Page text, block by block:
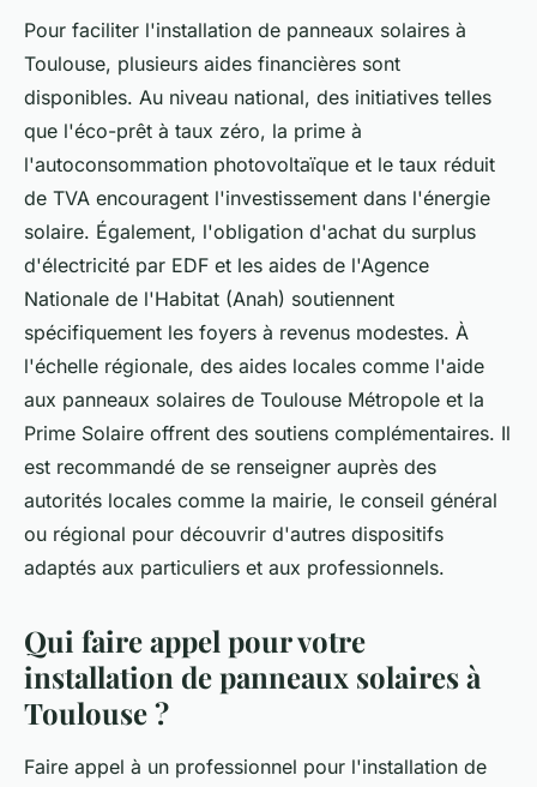
Pour faciliter l'installation de panneaux solaires à
Toulouse, plusieurs aides financières sont
disponibles. Au niveau national, des initiatives telles
que l'éco-prêt à taux zéro, la prime à
l'autoconsommation photovoltaïque et le taux réduit
de TVA encouragent l'investissement dans l'énergie
solaire. Également, l'obligation d'achat du surplus
d'électricité par EDF et les aides de l'Agence
Nationale de l'Habitat (Anah) soutiennent
spécifiquement les foyers à revenus modestes. À
l'échelle régionale, des aides locales comme l'aide
aux panneaux solaires de Toulouse Métropole et la
Prime Solaire offrent des soutiens complémentaires. Il
est recommandé de se renseigner auprès des
autorités locales comme la mairie, le conseil général
ou régional pour découvrir d'autres dispositifs
adaptés aux particuliers et aux professionnels.
Qui faire appel pour votre
installation de panneaux solaires à
Toulouse ?
Faire appel à un professionnel pour l'installation de